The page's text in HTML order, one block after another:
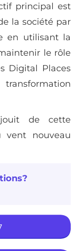
principal est
la société par
en utilisant la
le rôle
Digital Places
de cette
vent nouveau